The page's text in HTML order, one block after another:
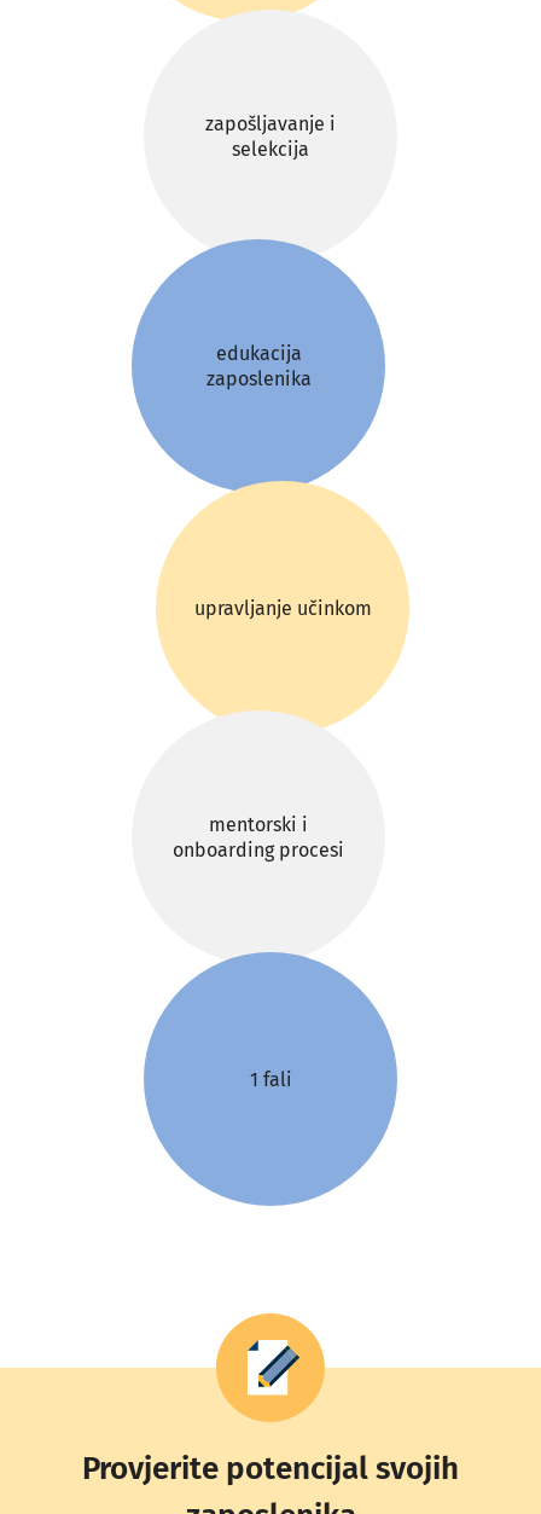
zapošljavanje i
selekcija
edukacija
zaposlenika
upravljanje učinkom
mentorski i
onboarding procesi
1 fali
Provjerite potencijal svojih